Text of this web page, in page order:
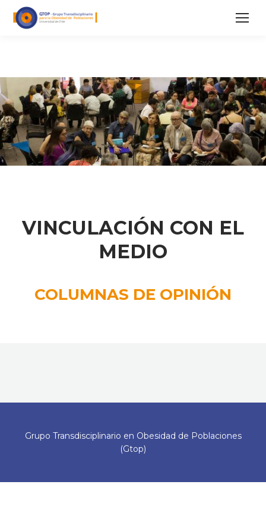
VINCULACIÓN CON EL
MEDIO
COLUMNAS DE OPINIÓN
Grupo Transdisciplinario en Obesidad de Poblaciones
(Gtop)